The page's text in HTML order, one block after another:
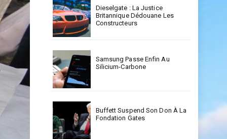
Dieselgate : La Justice
Britannique Dédouane Les
Constructeurs
Samsung Passe Enfin Au
Silicium-Carbone
Buffett Suspend Son Don À La
Fondation Gates